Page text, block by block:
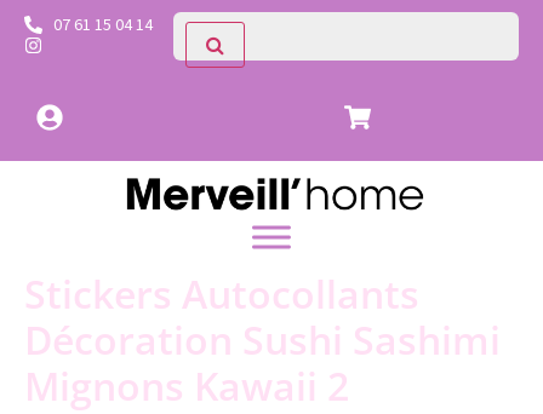
07 61 15 04 14
Stickers Autocollants
Décoration Sushi Sashimi
Mignons Kawaii 2